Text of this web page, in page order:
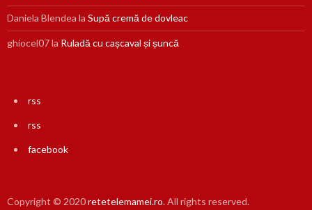
Daniela Blendea la Supă cremă de dovleac
ghiocel07la Ruladă cu cașcaval și șuncă
rss
rss
facebook
Copyright © 2020retetelemamei.ro. All rights reserved.